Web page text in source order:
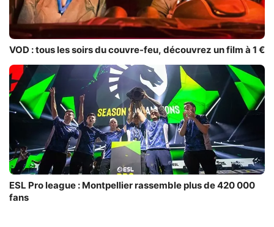
VOD : tous les soirs du couvre-feu, découvrez un film à 1 €
ESL Pro league : Montpellier rassemble plus de 420 000
fans